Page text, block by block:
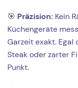
🎯 Präzision: Kein
Küchengeräte
Garzeit exakt. Egal
Steak oder zarter
Punkt.